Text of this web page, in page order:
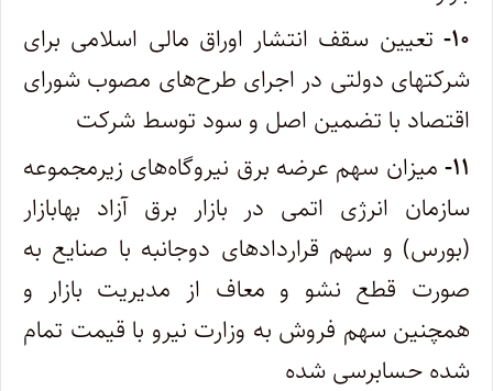
۱۰- تعیین سقف انتشار اوراق مالی اسلامی برای
شرکتهای دولتی در اجرای طرح‌های مصوب شورای
اقتصاد با تضمین اصل و سود توسط شرکت
۱۱- میزان سهم عرضه برق نیروگاه‌های زیرمجموعه
سازمان انرژی اتمی در بازار برق آزاد بهابازار
(بورس) و سهم قراردادهای دوجانبه با صنایع به
صورت قطع نشو و معاف از مدیریت بازار و
همچنین سهم فروش به وزارت نیرو با قیمت تمام
شده حسابرسی شده